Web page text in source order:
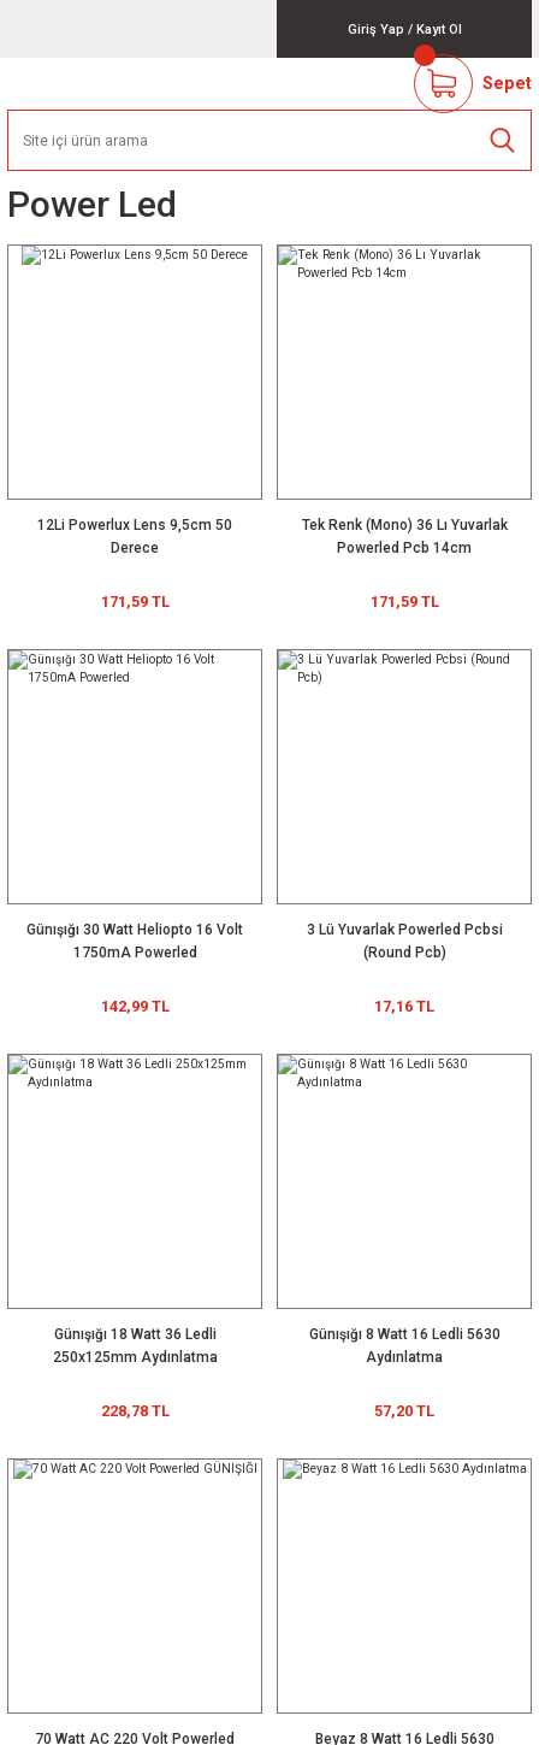
Giriş Yap / Kayıt Ol
Sepet
Power Led
12Li Powerlux Lens 9,5cm 50
Derece
171,59 TL
Tek Renk (Mono) 36 Lı Yuvarlak
Powerled Pcb 14cm
171,59 TL
Günışığı 30 Watt Heliopto 16 Volt
1750mA Powerled
142,99 TL
3 Lü Yuvarlak Powerled Pcbsi
(Round Pcb)
17,16 TL
Günışığı 18 Watt 36 Ledli
250x125mm Aydınlatma
228,78 TL
Günışığı 8 Watt 16 Ledli 5630
Aydınlatma
57,20 TL
70 Watt AC 220 Volt Powerled
Beyaz 8 Watt 16 Ledli 5630